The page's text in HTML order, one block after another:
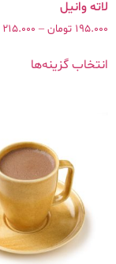
195.000 تومان –
215.000
انتخاب گزینه‌ها